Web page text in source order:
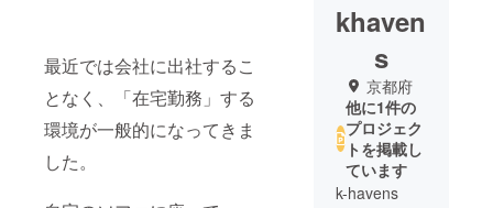
最近では会社に出社するこ
となく、「在宅勤務」する
環境が一般的になってきま
した。
khaven
s
京都府
他に1件の
プロジェク
トを掲載し
ています
k-havens